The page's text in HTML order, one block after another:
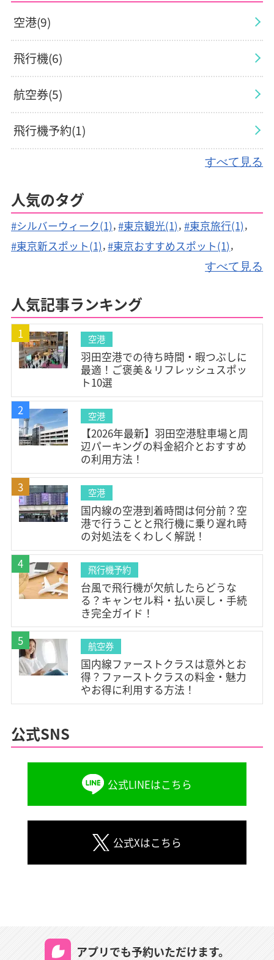
空港(9)
飛行機(6)
航空券(5)
飛行機予約(1)
航空会社(1)
観光地(2)
すべて見る
人気のタグ
#シルバーウィーク(1) #東京観光(1) #東京旅行(1)
#東京新スポット(1) #東京おすすめスポット(1)
#駐車料金(1)
#燃油サーチャージ(1) #空港映画館(2)
#空港グルメ(3) #空港暇つぶし(3) #空港温泉(1)
#北海道スイーツ(1) #機内快適グッズ(1)
#旅行準備(1)
#フライト対策(1) #ターミナル案内(1)
#チェックインカウンター(1)
#空港ラウンジ(4) #充電スポット(1)
#空港サービス(4) #荷造り(1) #チェックリスト(2)
#空港コード(1) #3文字コード(1) #IATAコード(1)
#耳抜き(2)
#家族旅行(3)
#フライト情報(1) #運航状況(1)
#展望デッキ(4)
#マッサージ(1) #台風(1)
#キャンセル料(2) #払い戻し(2) #座席(2)
#モバイルバッテリー(1) #ファーストクラス(1)
#空港到着時間(1) #eチケット(1)
#LCC(1) #はじめての飛行機(2) #飛行機の乗り方(2)
#ANA(14) #Peach(4) #Jetstar(5)
#AIRDO(4) #スカイマーク(6) #スターフライヤー(4)
#FDA(2)
#ソラシドエア(4)
#羽田空港(9)
#成田空港(4) #伊丹空港(2)
#新千歳空港(4) #中部国際空港(1)
#福岡空港(3) #那覇空港(4) #函館空港(1)
#旭川空港(2)
#丘珠空港(1) #青森空港(1) #仙台空港(1)
#鳥取空港(1) #米子空港(1)
#広島空港(1) #松山空港(2) #屋久島空港(1)
#鹿児島空港(1)
#下地島空港(1)
すべて見る
人気記事ランキング
1 空港
羽田空港での待ち時間・暇つぶしに
最適！ご褒美＆リフレッシュスポッ
ト10選
2
空港
【2026年最新】羽田空港駐車場と周
辺パーキングの料金紹介とおすすめ
の利用方法！
3
空港
国内線の空港到着時間は何分前？空
港で行うことと飛行機に乗り遅れ時
の対処法をくわしく解説！
4
飛行機予約
台風で飛行機が欠航したらどうな
る？キャンセル料・払い戻し・手続
き完全ガイド！
5
航空券
国内線ファーストクラスは意外とお
得？ファーストクラスの料金・魅力
やお得に利用する方法！
公式SNS
公式LINEはこちら
公式Xはこちら
アプリでも予約いただけます。